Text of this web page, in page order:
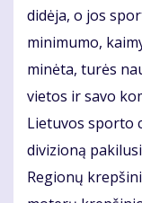
didėja, o jos
minimumo,
minėta, turės
vietos ir savo
Lietuvos sporto
divizioną
Regionų